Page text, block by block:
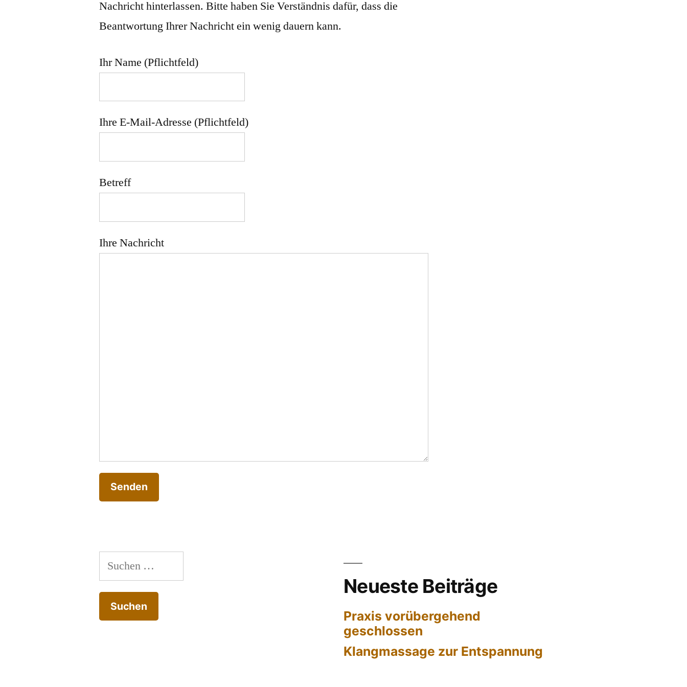
Nachricht hinterlassen. Bitte haben Sie Verständnis dafür, dass die
Beantwortung Ihrer Nachricht ein wenig dauern kann.
Ihr Name (Pflichtfeld)
Ihre E-Mail-Adresse (Pflichtfeld)
Betreff
Ihre Nachricht
Suchen
nach:
Neueste Beiträge
Praxis vorübergehend
geschlossen
Klangmassage zur Entspannung